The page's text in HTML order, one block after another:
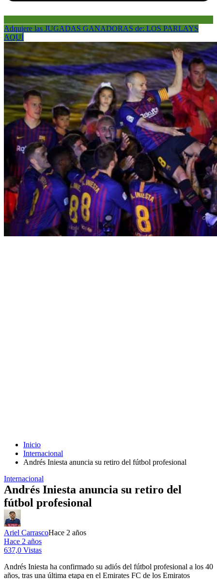
Adquiere las JUGADAS GANADORAS de: LOS PARLAYS
AQUÍ
Inicio
Internacional
Andrés Iniesta anuncia su retiro del fútbol profesional
Internacional
Andrés Iniesta anuncia su retiro del
fútbol profesional
Ariel CarrascoHace 2 años
Hace 2 años
637,0 Vistas
Andrés Iniesta ha confirmado su adiós del fútbol profesional a los 40
años, tras una última etapa en el Emirates FC de los Emiratos